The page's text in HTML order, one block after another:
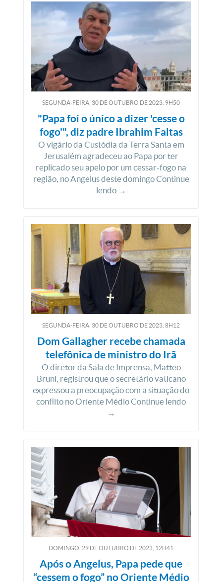
SEGUNDA-FEIRA, 30 DEOUTUBRO DE 2023, 9H50
"Papa foi o único a dizer 'cesse o
fogo'", diz padre Ibrahim Faltas
O vigário da Custódia da Terra Santa em
Jerusalém agradeceu ao Papa por ter
replicado seu apelo por um cessar-fogo na
região, no Angelus deste domingo Continue
lendo →
SEGUNDA-FEIRA, 30 DEOUTUBRO DE 2023, 8H12
Dom Gallagher recebe chamada
telefônica de ministro do Irã
O diretor da Sala de Imprensa, Matteo
Bruni, registrou que o secretário vaticano
expressou a preocupação com a situação do
conflito no Oriente Médio Continue lendo
→
DOMINGO, 29 DEOUTUBRO DE 2023, 12H41
Após o Angelus, Papa pede que
“cessem o fogo” no Oriente Médio